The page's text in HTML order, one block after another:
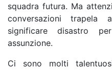
squadra futura. Ma
conversazioni
significare disastro
assunzione.
Ci sono molti